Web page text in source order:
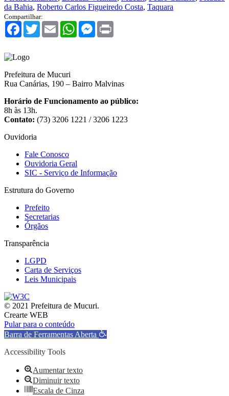
da Bahia, Roberto Carlos Figueiredo Costa, Taquara
Compartilhar:
Facebook
TwitterEmail WhatsAppMessenger
Prefeitura de Mucuri
Rua Canárias, 190 – Bairro Malvinas
Horário de Funcionamento ao público:
8h às 13h.
Contato: (73) 3206 1221 / 3206 1223
Ouvidoria
Fale Conosco
Ouvidoria Geral
SIC - Serviço de Informação
Estrutura do Governo
Prefeito
Secretarias
Órgãos
Transparência
LGPD
Carta de Serviços
Leis Municipais
© 2021 Prefeitura de Mucuri.
Crearte WEB
Pular para o conteúdo
Barra de Ferramentas Aberta
Accessibility Tools
Aumentar texto
Diminuir texto
Escala de Cinza